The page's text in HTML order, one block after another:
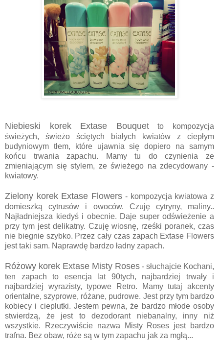
Niebieski korek Extase Bouquetto kompozycja
świeżych, świeżo ściętych białych kwiatów z ciepłym
budyniowym tłem, które ujawnia się dopiero na samym
końcu trwania zapachu. Mamy tu do czynienia ze
zmieniającym się stylem, ze świeżego na zdecydowany -
kwiatowy.
Zielony korek Extase Flowers- kompozycja kwiatowa z
domieszką cytrusów i owoców. Czuję cytryny, maliny..
Najładniejsza kiedyś i obecnie. Daje super odświeżenie a
przy tym jest delikatny. Czuję wiosnę, rześki poranek, czas
nie biegnie szybko. Przez cały czas zapach Extase Flowers
jest taki sam. Naprawdę bardzo ładny zapach.
Różowy korek Extase Misty Roses - słuchajcie Kochani,
ten zapach to esencja lat 90tych, najbardziej trwały i
najbardziej wyrazisty, typowe Retro. Mamy tutaj akcenty
orientalne, szyprowe, różane, pudrowe. Jest przy tym bardzo
kobiecy i cieplutki. Jestem pewna, że bardzo młode osoby
stwierdzą, że jest to dezodorant niebanalny, inny niż
wszystkie. Rzeczywiście nazwa Misty Roses jest bardzo
trafna. Bez obaw, róże są w tym zapachu jak za mgłą...